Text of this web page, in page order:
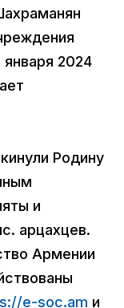
2024
Родину
и
арцахцев.
Армении
e-soc.am и